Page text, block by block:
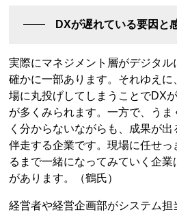
DXが遅れている要因と
実際にマネジメント層がデジタ
確かに一部あります。それゆえに
場に丸投げしてしまうことでDX
が多くみられます。一方で、うま
く分からないながらも、成果が
伴走する企業です。現場に任せっ
るまで一緒になってみていく企
があります。（鶴氏）
経営者や経営企画部がシステム